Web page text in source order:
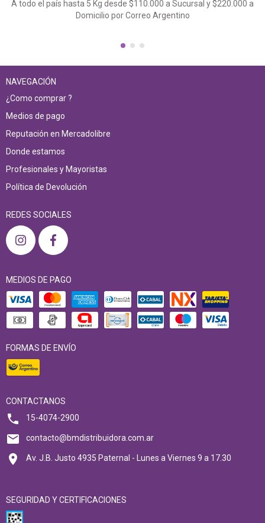
A todo el país hasta 5 Kg desde $110.000 a Sucursal y $220.000 a
Domicilio por Correo Argentino
NAVEGACIÓN
¿Como comprar ?
Medios de pago
Reputación en Mercadolibre
Donde estamos
Profesionales y Mayoristas
Política de Devolución
REDES SOCIALES
MEDIOS DE PAGO
FORMAS DE ENVÍO
CONTACTANOS
15-4074-2900
contacto@bmdistribuidora.com.ar
Av. J.B. Justo 4935 Paternal - Lunes a Viernes 9 a 17.30
SEGURIDAD Y CERTIFICACIONES